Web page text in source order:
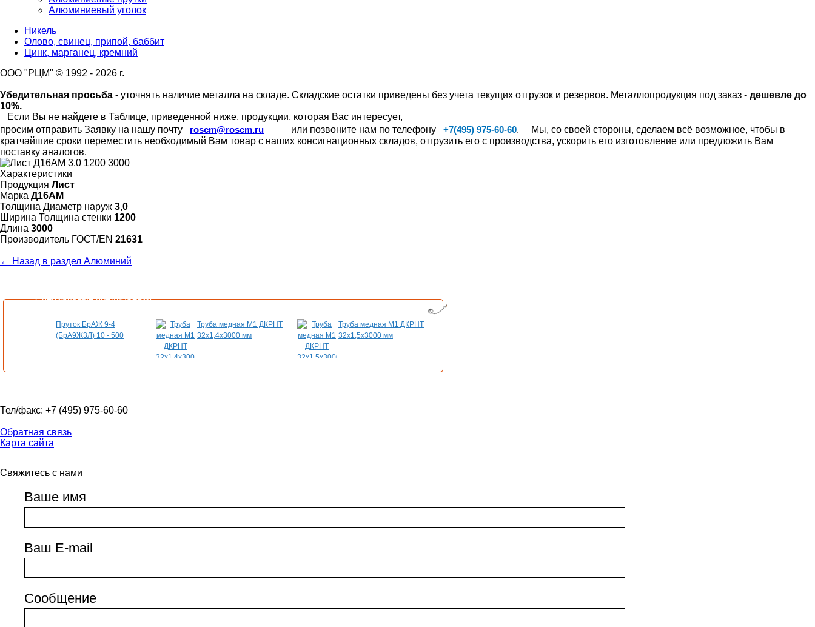
Алюминиевый уголок
Никель
Олово, свинец, припой, баббит
Цинк, марганец, кремний
ООО "РЦМ" © 1992 - 2026 г.
Убедительная просьба - уточнять наличие металла на складе. Складские остатки приведены без учета текущих отгрузок и резервов. Металлопродукция под заказ - дешевле до
10%.
Если Вы не найдете в Таблице, приведенной ниже, продукции, которая Вас интересует,
просим отправить Заявку на нашу почту
roscm@roscm.ru или позвоните нам по телефону +7(495) 975-60-60. Мы, со своей стороны, сделаем всё возможное, чтобы в
кратчайшие сроки переместить необходимый Вам товар с наших консигнационных складов, отгрузить его с производства, ускорить его изготовление или предложить Вам
поставку аналогов.
Характеристики
Продукция Лист
Марка Д16АМ
Толщина Диаметр наруж 3,0
Ширина Толщина стенки 1200
Длина 3000
Произво­дитель ГОСТ/EN 21631
← Назад в раздел Алюминий
Специальные предложения
Пруток БрАЖ 9-4
(БрА9Ж3Л) 10 - 500
Труба медная М1 ДКРНТ
32х1,4х3000 мм
Труба медная М1 ДКРНТ
32х1,5х3000 мм
Тел/факс: +7 (495) 975-60-60
Обратная связь
Карта сайта
Свяжитесь с нами
Ваше имя
Ваш E-mail
Сообщение